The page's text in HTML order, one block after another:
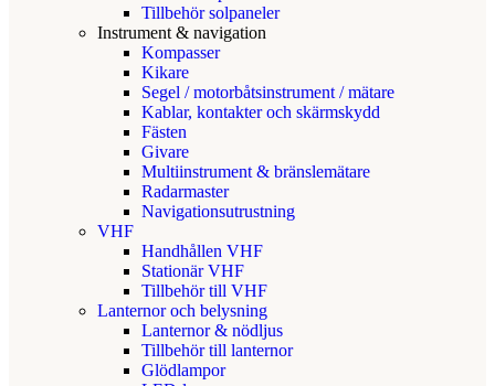
Tillbehör solpaneler
Instrument & navigation
Kompasser
Kikare
Segel / motorbåtsinstrument / mätare
Kablar, kontakter och skärmskydd
Fästen
Givare
Multiinstrument & bränslemätare
Radarmaster
Navigationsutrustning
VHF
Handhållen VHF
Stationär VHF
Tillbehör till VHF
Lanternor och belysning
Lanternor & nödljus
Tillbehör till lanternor
Glödlampor